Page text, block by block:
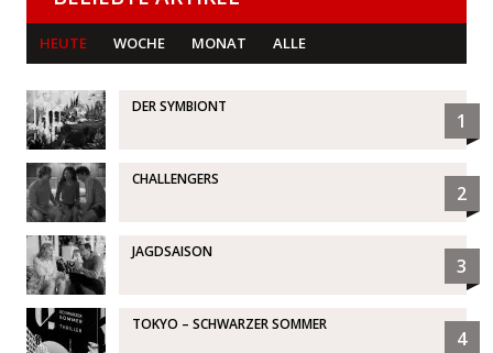
HEUTE WOCHE MONAT ALLE
DER SYMBIONT
1
CHALLENGERS
2
JAGDSAISON
3
TOKYO – SCHWARZER SOMMER
4